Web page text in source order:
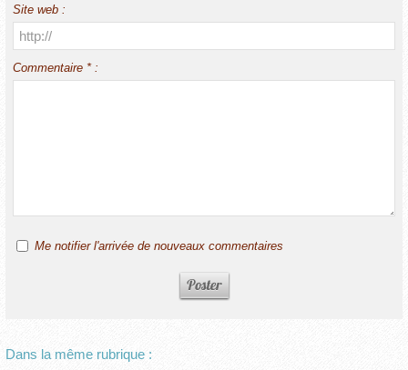
Site web :
Commentaire * :
Me notifier l'arrivée de nouveaux commentaires
Dans la même rubrique :